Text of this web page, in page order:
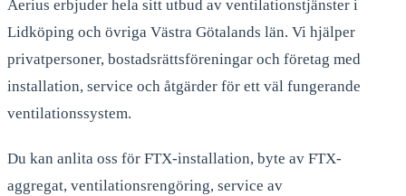
Aerius erbjuder hela sitt utbud av ventilationstjänster i
Lidköping och övriga Västra Götalands län. Vi hjälper
privatpersoner, bostadsrättsföreningar och företag med
installation, service och åtgärder för ett väl fungerande
ventilationssystem.
Du kan anlita oss för FTX-installation, byte av FTX-
aggregat, ventilationsrengöring, service av